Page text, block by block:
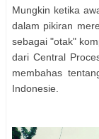
Mungkin ketika
dalam pikiran
sebagai "otak"
dari Central
membahas
Indonesie.